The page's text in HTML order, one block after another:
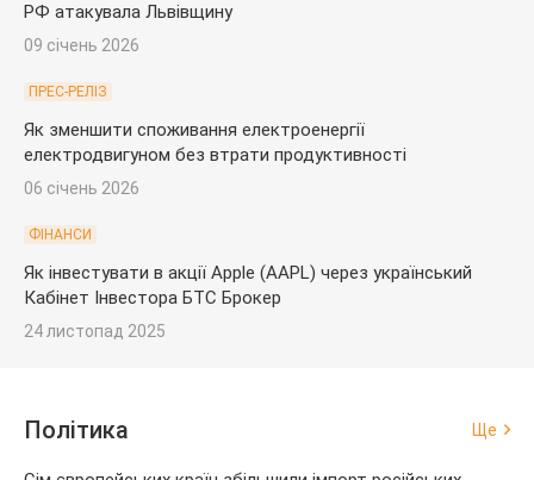
РФ атакувала Львівщину
09 січень 2026
ПРЕС-РЕЛІЗ
Як зменшити споживання електроенергії
електродвигуном без втрати продуктивності
06 січень 2026
ФІНАНСИ
Як інвестувати в акції Apple (AAPL) через український
Кабінет Інвестора БТС Брокер
24 листопад 2025
Політика Ще